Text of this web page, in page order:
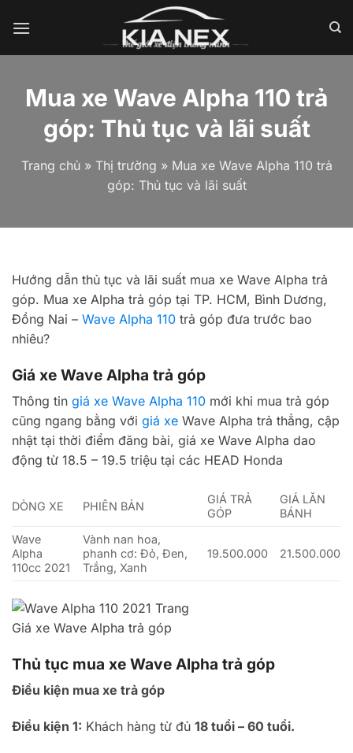
qua
Mua xe Wave Alpha 110 trả
góp: Thủ tục và lãi suất
Trang chủ» Thị trường » Mua xe Wave Alpha 110 trả
góp: Thủ tục và lãi suất
Hướng dẫn thủ tục và lãi suất mua xe Wave Alpha trả
góp. Mua xe Alpha trả góp tại TP. HCM, Bình Dương,
Đồng Nai – Wave Alpha 110 trả góp đưa trước bao
nhiêu?
Giá xe Wave Alpha trả góp
Thông tin giá xe Wave Alpha 110 mới khi mua trả góp
cũng ngang bằng với giá xe Wave Alpha trả thẳng, cập
nhật tại thời điểm đăng bài, giá xe Wave Alpha dao
động từ 18.5 – 19.5 triệu tại các HEAD Honda
DÒNG XE PHIÊN BẢN
GIÁ TRẢ
GÓP
GIÁ LĂN
BÁNH
Wave
Alpha
110cc 2021
Vành nan hoa,
phanh cơ: Đỏ, Đen,
Trắng, Xanh
19.500.000 21.500.000
Giá xe Wave Alpha trả góp
Thủ tục mua xe Wave Alpha trả góp
Điều kiện mua xe trả góp
Điều kiện 1: Khách hàng từ đủ 18 tuổi – 60 tuổi.